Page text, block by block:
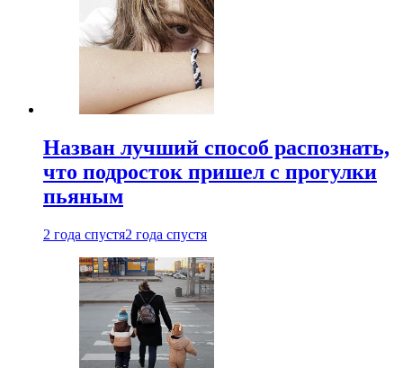
Назван лучший способ распознать,
что подросток пришел с прогулки
пьяным
2 года спустя2 года спустя